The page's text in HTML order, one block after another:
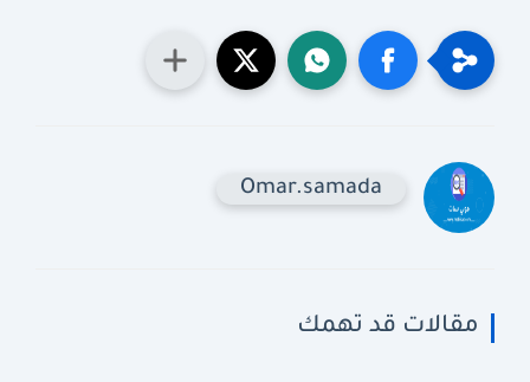
Omar.samada
مقالات قد تهمك